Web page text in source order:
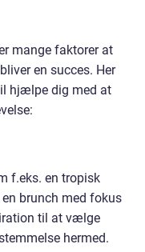
mange faktorer at
en succes. Her
hjælpe dig med at
f.eks. en tropisk
brunch med fokus
til at vælge
hermed.